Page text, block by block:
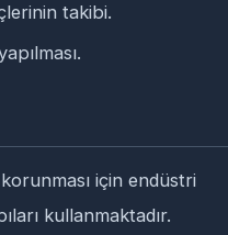
takibi.
için endüstri
kullanmaktadır.